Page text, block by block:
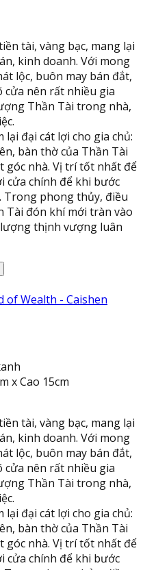
tài, vàng bạc, mang lại
kinh doanh. Với mong
lộc, buôn may bán đắt,
nên rất nhiều gia
Thần Tài trong nhà,
đại cát lợi cho gia chủ:
bàn thờ của Thần Tài
góc nhà. Vị trí tốt nhất để
cửa chính để khi bước
Trong phong thủy, điều
Tài đón khí mới tràn vào
thịnh vượng luân
of Wealth - Caishen
x Cao 15cm
tài, vàng bạc, mang lại
kinh doanh. Với mong
lộc, buôn may bán đắt,
nên rất nhiều gia
Thần Tài trong nhà,
đại cát lợi cho gia chủ:
bàn thờ của Thần Tài
góc nhà. Vị trí tốt nhất để
cửa chính để khi bước